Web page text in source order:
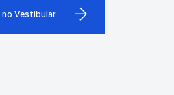
Vestibular